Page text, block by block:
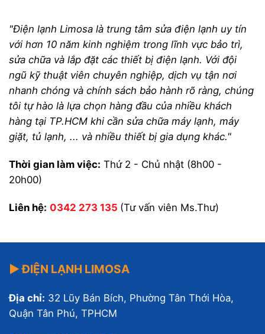
"Điện lạnh Limosa là trung tâm sửa điện lạnh uy tín
với hơn 10 năm kinh nghiệm trong lĩnh vực bảo trì,
sửa chữa và lắp đặt các thiết bị điện lạnh. Với đội
ngũ kỹ thuật viên chuyên nghiệp, dịch vụ tận nơi
nhanh chóng và chính sách bảo hành rõ ràng, chúng
tôi tự hào là lựa chọn hàng đầu của nhiều khách
hàng tại TP.HCM khi cần sửa chữa máy lạnh, máy
giặt, tủ lạnh, ... và nhiều thiết bị gia dụng khác."
Thời gian làm việc: Thứ 2 - Chủ nhật (8h00 -
20h00)
Liên hệ: 0342 273 135 (Tư vấn viên Ms.Thư)
▶ ĐIỆN LẠNH LIMOSA
Địa chỉ: 32 Lũy Bán Bích, Phường Tân Thới Hòa,
Quận Tân Phú, TPHCM